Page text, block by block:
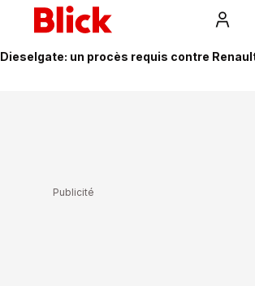
Dieselgate: un procès requis contre